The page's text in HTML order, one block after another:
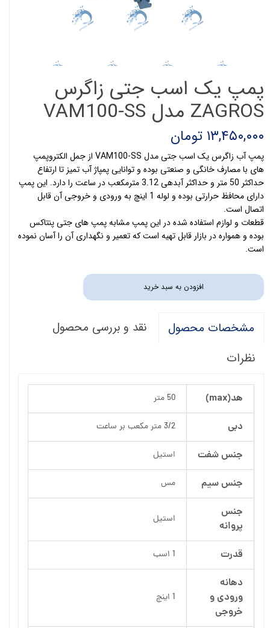
پمپ یک اسب جتی زاگرس
ZAGROS مدل VAM100-SS
۱۳,۴۵۰,۰۰۰ تومان
پمپ آب زاگرس یک اسب جتی مدل VAM100-SS از جمل الکتروپمپ
های با مصارف خانگی و صنعتی بوده و توانایی پمپاژ آب تمیز تا ارتفاع
حداکثر 50 متر و حداکثر آبدهی 3.12 مترمکعب در ساعت را دارد. این پمپ
دارای محافظ حرارتی بوده و لوله 1 اینچ به ورودی و خروجی آن قابل
اتصال است.
قطعات و لوازم استفاده شده در این پمپ مشابه پمپ های جتی پنتاکس
بوده و همواره در بازار قابل تهیه است که تعمیر و نگهداری آن را آسان نموده
است.
افزودن به سبد خرید
مشخصات محصول
نقد و بررسی محصول
نظرات
هد(max) 50 متر
دبی 3/2 متر مکعب بر ساعت
جنس شفت استیل
جنس سیم مس
جنس
پروانه
استیل
قدرت 1 اسب
دهانه
ورودی و
خروجی
1 اینچ